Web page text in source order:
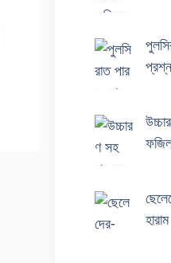
হারাম